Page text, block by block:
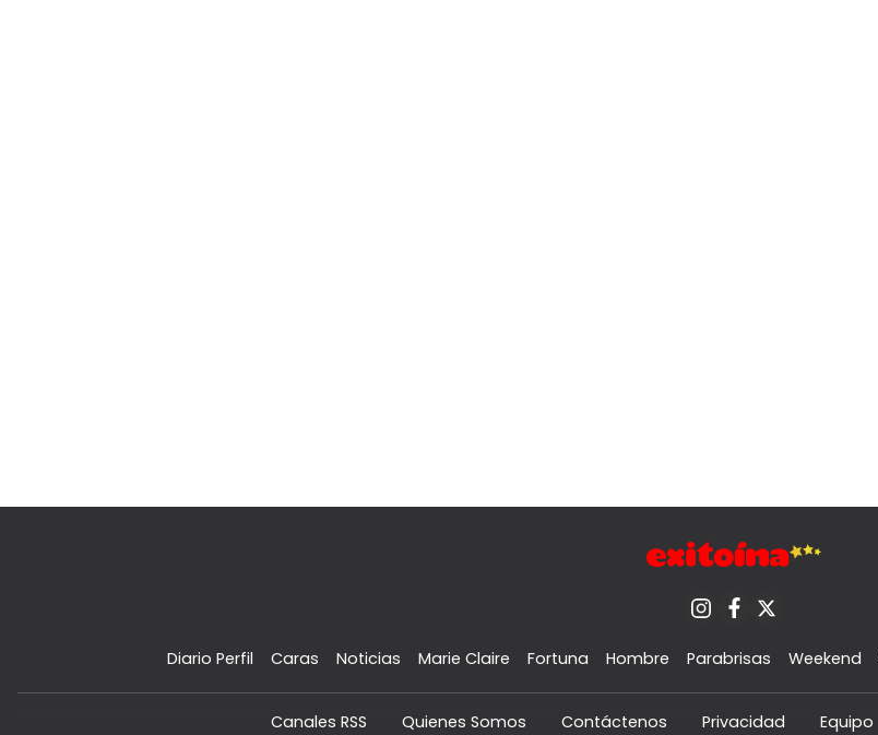
Diario Perfil Caras Noticias Marie Claire Fortuna Hombre Parabrisas Weekend
Canales RSS Quienes Somos Contáctenos Privacidad Equipo